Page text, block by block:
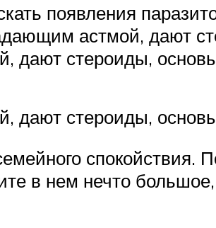
появления
астмой, дают
дают стероиды,
стероиды,
в нем нечто